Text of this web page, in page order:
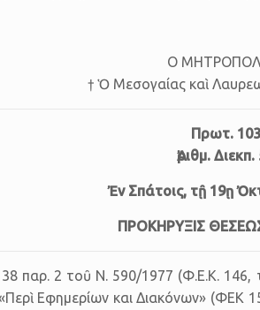
Ο
† Ὁ Με­σο­γαί­ας καὶ
Πρωτ.
Ἀριθμ.
Ἐν Σπά­τοις, τῇ 19ῃ
ΠΡΟΚΗΡΥΞΙΣ
38 παρ. 2 τοῦ Ν. 590/1977 (Φ.Ε.Κ.
Εφημερίων και Διακόνων» (ΦΕΚ